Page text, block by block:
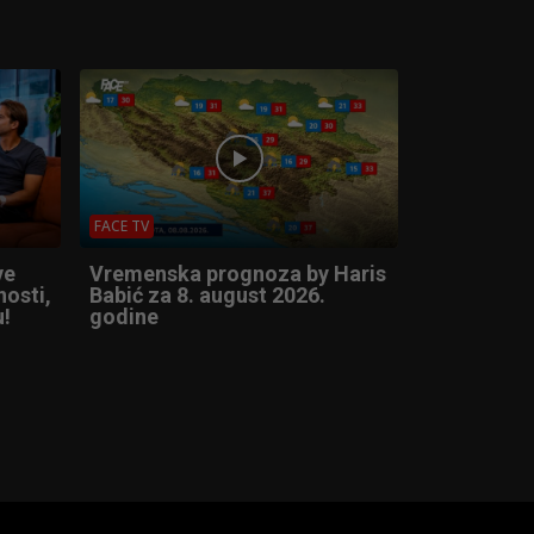
FACE TV
Vremenska prognoza by Haris
Babić za 8. august 2026.
godine